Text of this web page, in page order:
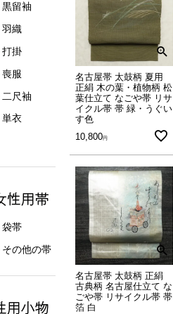
黒留袖
羽織
打掛
喪服
二尺袖
単衣
袋帯
その他の帯
名古屋帯 太鼓柄 夏用
正絹 木の葉・植物柄 松
葉仕立て なごや帯 リサ
イクル帯 帯 緑・うぐい
す色
10,800
名古屋帯 太鼓柄 正絹
古典柄 名古屋仕立て な
ごや帯 リサイクル帯 帯
箔 白